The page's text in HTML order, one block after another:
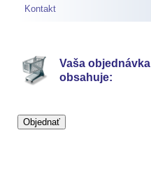
Kontakt
Vaša objednávka
obsahuje: